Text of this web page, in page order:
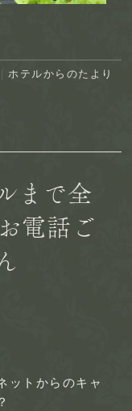
ホテルからのたより
まで全
電話ご
ットからのキャ